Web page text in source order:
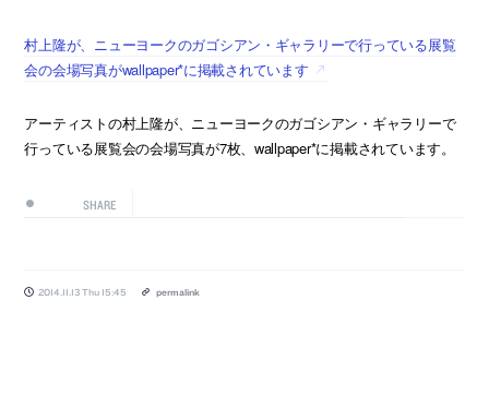
村上隆が、ニューヨークのガゴシアン・ギャラリーで行っている展覧
会の会場写真がwallpaper*に掲載されています
アーティストの村上隆が、ニューヨークのガゴシアン・ギャラリーで
行っている展覧会の会場写真が7枚、wallpaper*に掲載されています。
SHARE
2014.11.13 Thu 15:45 permalink